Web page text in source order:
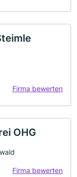
Firma bewerten
OHG
Firma bewerten